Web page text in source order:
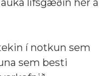
lífsgæðin hér á
í notkun sem
sem besti